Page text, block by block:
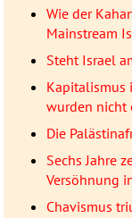
Wie der
Mainstream
Steht Israel
Kapitalismus
wurden nicht
Die
Sechs Jahre
Versöhnung
Chavismus